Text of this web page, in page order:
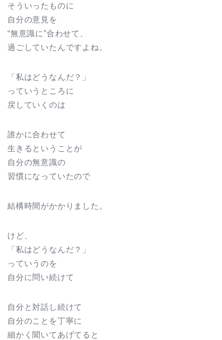
そういったものに
自分の意見を
“無意識に”合わせて、
過ごしていたんですよね。
「私はどうなんだ？」
っていうところに
戻していくのは
誰かに合わせて
生きるということが
自分の無意識の
習慣になっていたので
結構時間がかかりました。
けど、
「私はどうなんだ？」
っていうのを
自分に問い続けて
自分と対話し続けて
自分のことを丁寧に
細かく聞いてあげてると